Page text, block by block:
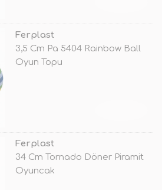
Ferplast
3,5 Cm Pa 5404 Rainbow Ball
Oyun Topu
Ferplast
34 Cm Tornado Döner Piramit
Oyuncak